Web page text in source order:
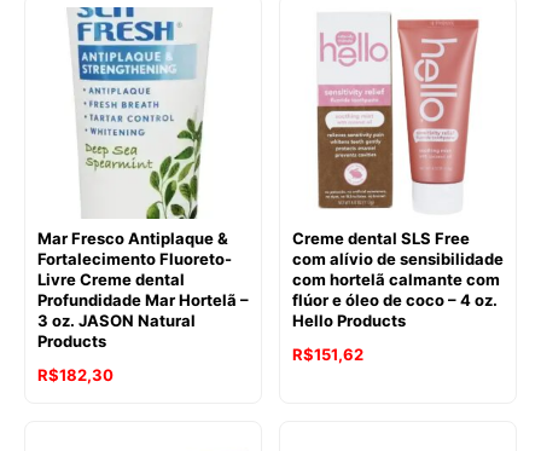
Mar Fresco Antiplaque &
Fortalecimento Fluoreto-
Livre Creme dental
Profundidade Mar Hortelã –
3 oz. JASON Natural
Products
R$182,30
Creme dental SLS Free
com alívio de sensibilidade
com hortelã calmante com
flúor e óleo de coco – 4 oz.
Hello Products
R$151,62